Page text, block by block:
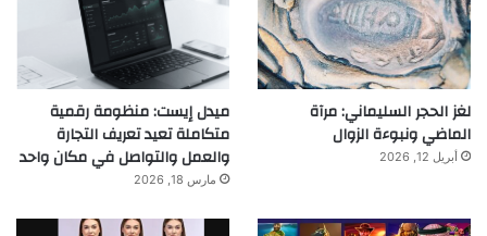
لغز الحجر السليماني: مرآة
الماضي ونبوءة الزوال
أبريل 12, 2026
ميدل إيست: منظومة رقمية
متكاملة تعيد تعريف التجارة
والعمل والتواصل في مكان واحد
مارس 18, 2026